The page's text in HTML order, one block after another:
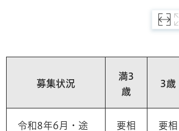
募集状況
満3
歳
3歳
令和8年6月・途
要相
要相